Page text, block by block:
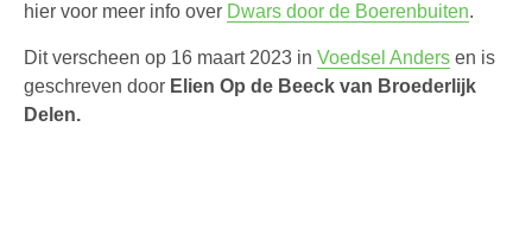
hier voor meer info over Dwars door de Boerenbuiten.
Dit verscheen op 16 maart 2023 in Voedsel Anders en is
geschreven door Elien Op de Beeck van Broederlijk
Delen.